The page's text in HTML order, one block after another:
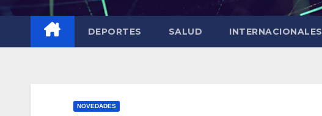
DEPORTES SALUD INTERNACIONALES
NOVEDADES